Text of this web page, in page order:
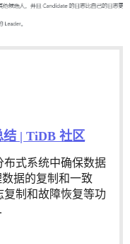
| TiDB 社区
布式系统中确保数据
据的复制和一致
复制和故障恢复等功